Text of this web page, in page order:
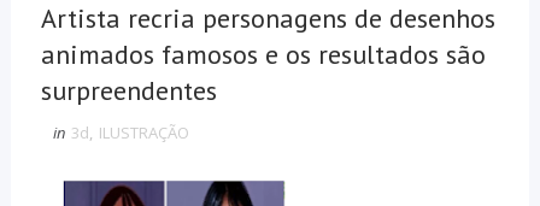
Artista recria personagens de desenhos
animados famosos e os resultados são
surpreendentes
in 3d, ILUSTRAÇÃO